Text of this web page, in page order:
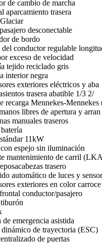
de cambio de marcha
aparcamiento trasera
desconectable
de bordo
conductor regulable
exceso de velocidad
tejido reciclado gris
interior negra
exteriores eléctricos y aba
trasera abatible 1/3 2/
recarga Mennekes-Mennekes
libres de apertura y arran
manuales traseros
11kW
espejo sin iluminación
mantenimiento de carril
trasero
automático de luces y
exteriores en color carroce
conductor/pasajero
de emergencia asistida
de trayectoria (ESC)
de puertas